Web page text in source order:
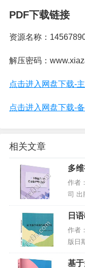
PDF下载链接
资源名称：
解压密码：
点击进入网盘下载-
点击进入网盘下载-
相关文章
多
DF
作者
司 出
式]
日
网
作者
版日
2846
容简
基